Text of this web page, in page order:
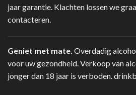
jaar garantie. Klachten lossen we
contacteren.
Geniet met mate. Overdadig
voor uw gezondheid. Verkoop van
jonger dan 18 jaar is verboden.